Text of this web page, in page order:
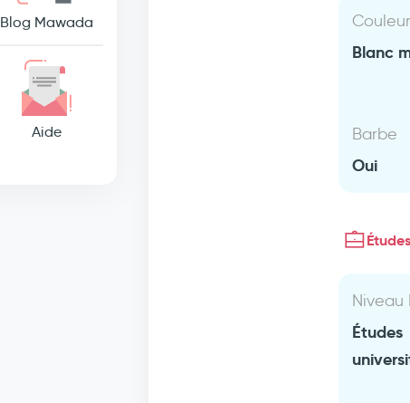
Blog Mawada
Aide
Blanc
Barbe
Oui
Niveau
Études